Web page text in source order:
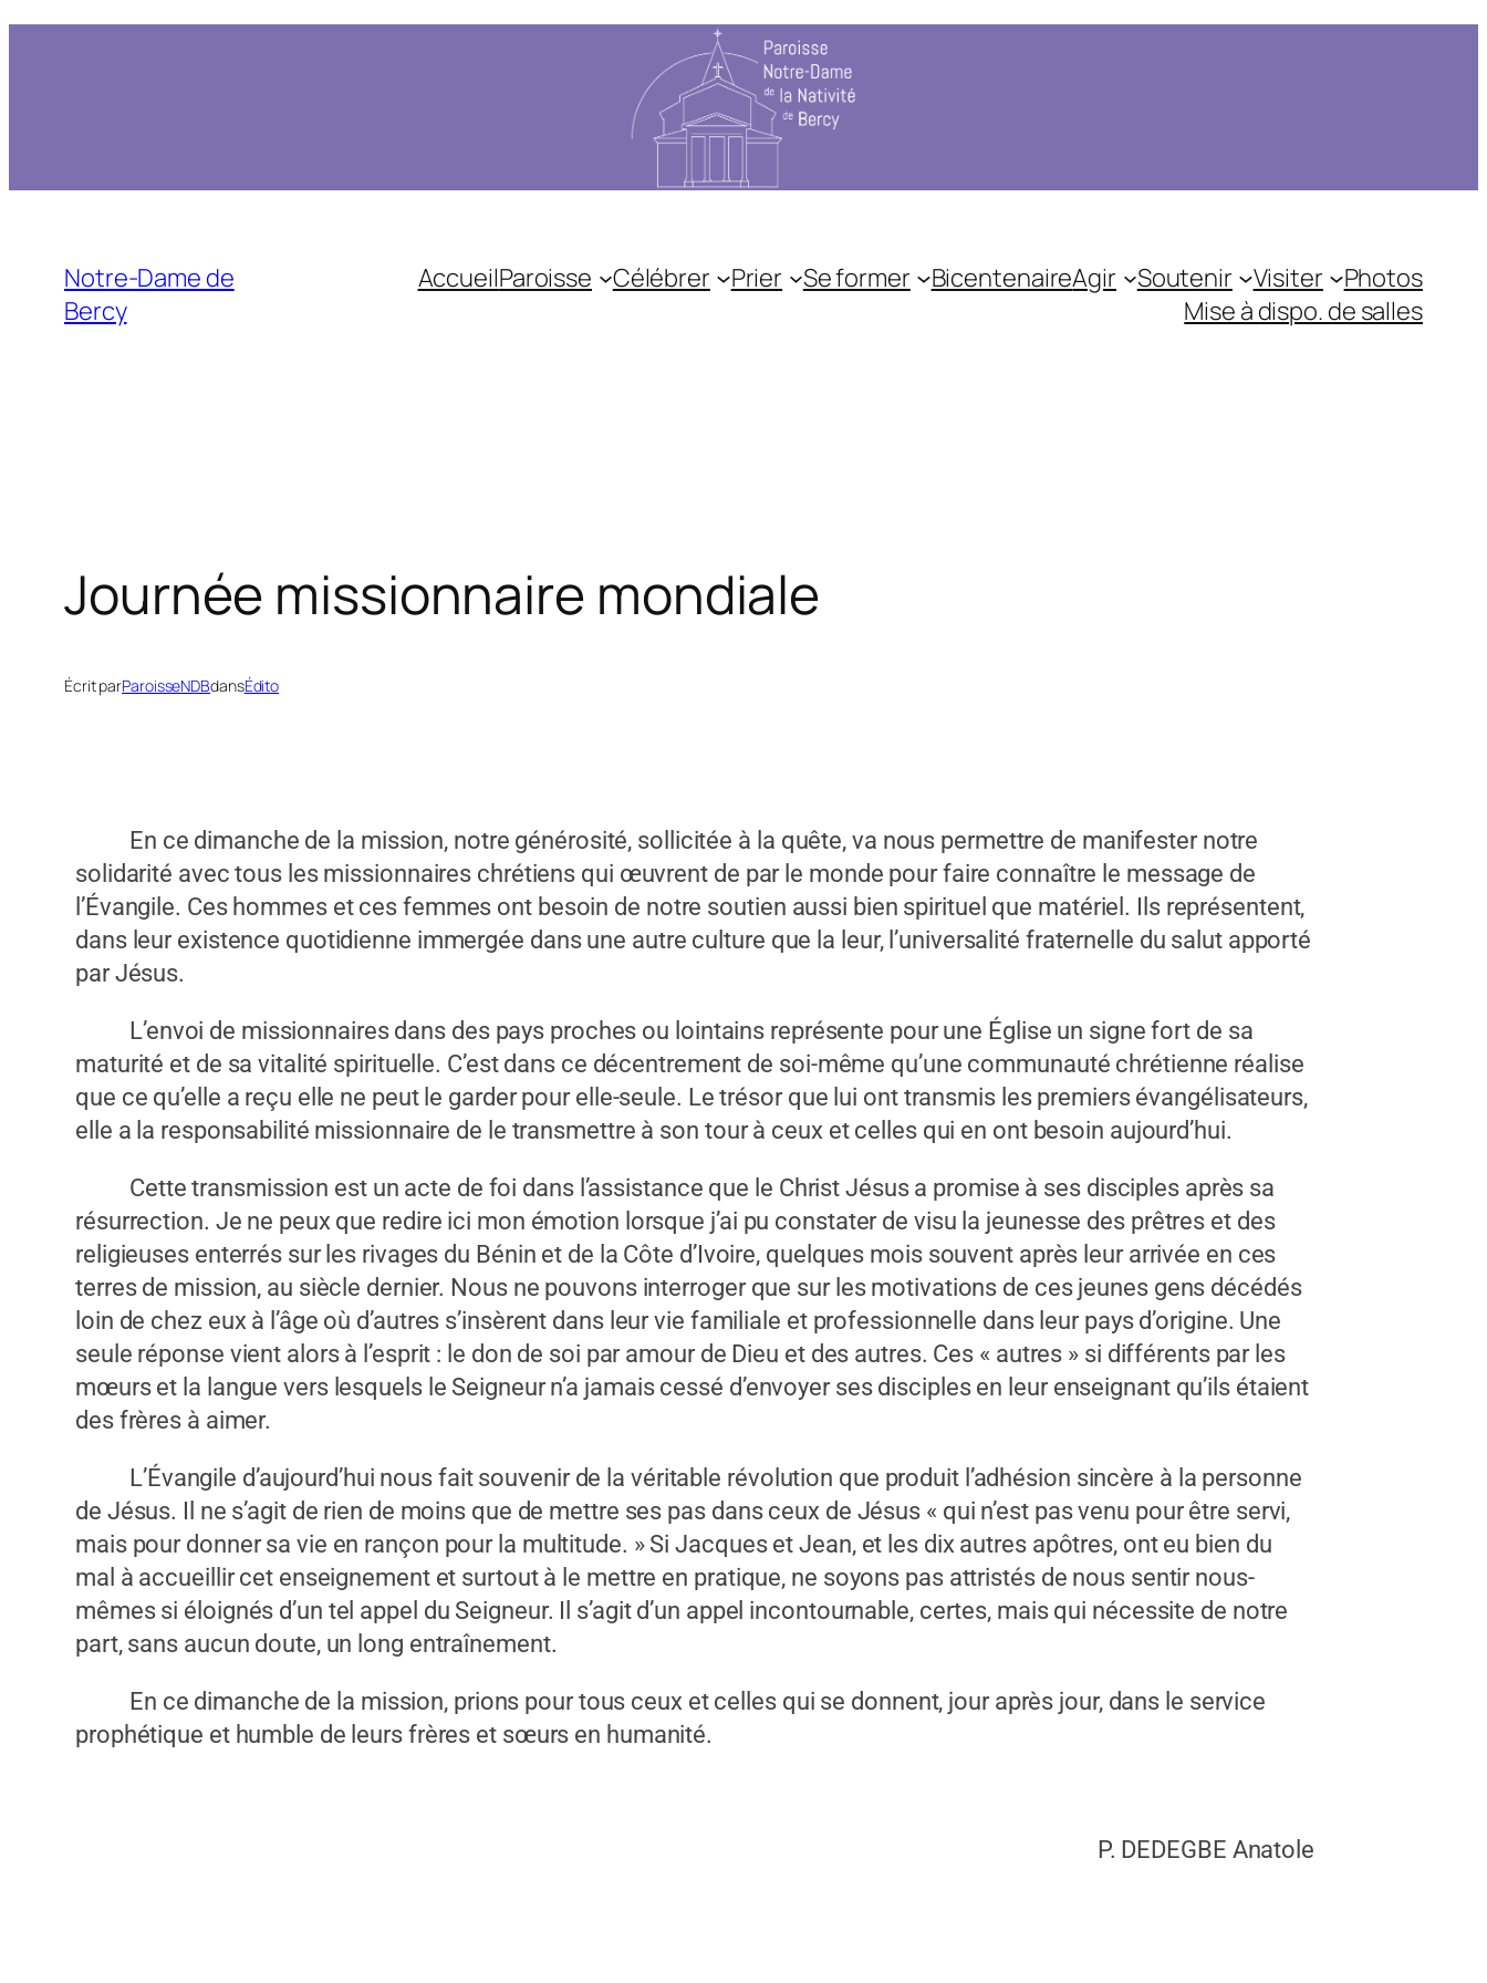
Notre-Dame de
Bercy
AccueilParoisse Célébrer Prier Se former BicentenaireAgir Soutenir Visiter
Photos
Mise à dispo. de salles
Journée missionnaire mondiale
Écrit parParoisseNDBdansÉdito
En ce dimanche de la mission, notre générosité, sollicitée à la quête, va nous permettre de manifester notre
solidarité avec tous les missionnaires chrétiens qui œuvrent de par le monde pour faire connaître le message de
l’Évangile. Ces hommes et ces femmes ont besoin de notre soutien aussi bien spirituel que matériel. Ils représentent,
dans leur existence quotidienne immergée dans une autre culture que la leur, l’universalité fraternelle du salut apporté
par Jésus.
L’envoi de missionnaires dans des pays proches ou lointains représente pour une Église un signe fort de sa
maturité et de sa vitalité spirituelle. C’est dans ce décentrement de soi-même qu’une communauté chrétienne réalise
que ce qu’elle a reçu elle ne peut le garder pour elle-seule. Le trésor que lui ont transmis les premiers évangélisateurs,
elle a la responsabilité missionnaire de le transmettre à son tour à ceux et celles qui en ont besoin aujourd’hui.
Cette transmission est un acte de foi dans l’assistance que le Christ Jésus a promise à ses disciples après sa
résurrection. Je ne peux que redire ici mon émotion lorsque j’ai pu constater de visu la jeunesse des prêtres et des
religieuses enterrés sur les rivages du Bénin et de la Côte d’Ivoire, quelques mois souvent après leur arrivée en ces
terres de mission, au siècle dernier. Nous ne pouvons interroger que sur les motivations de ces jeunes gens décédés
loin de chez eux à l’âge où d’autres s’insèrent dans leur vie familiale et professionnelle dans leur pays d’origine. Une
seule réponse vient alors à l’esprit : le don de soi par amour de Dieu et des autres. Ces « autres » si différents par les
mœurs et la langue vers lesquels le Seigneur n’a jamais cessé d’envoyer ses disciples en leur enseignant qu’ils étaient
des frères à aimer.
L’Évangile d’aujourd’hui nous fait souvenir de la véritable révolution que produit l’adhésion sincère à la personne
de Jésus. Il ne s’agit de rien de moins que de mettre ses pas dans ceux de Jésus « qui n’est pas venu pour être servi,
mais pour donner sa vie en rançon pour la multitude. » Si Jacques et Jean, et les dix autres apôtres, ont eu bien du
mal à accueillir cet enseignement et surtout à le mettre en pratique, ne soyons pas attristés de nous sentir nous-
mêmes si éloignés d’un tel appel du Seigneur. Il s’agit d’un appel incontournable, certes, mais qui nécessite de notre
part, sans aucun doute, un long entraînement.
En ce dimanche de la mission, prions pour tous ceux et celles qui se donnent, jour après jour, dans le service
prophétique et humble de leurs frères et sœurs en humanité.
P. DEDEGBE Anatole